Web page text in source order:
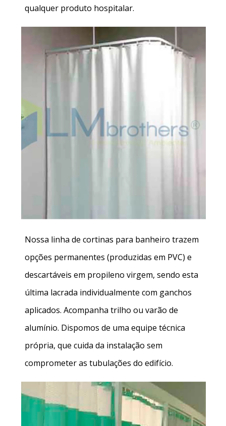
qualquer produto hospitalar.
Nossa linha de cortinas para banheiro trazem
opções permanentes (produzidas em PVC) e
descartáveis em propileno virgem, sendo esta
última lacrada individualmente com ganchos
aplicados. Acompanha trilho ou varão de
alumínio. Dispomos de uma equipe técnica
própria, que cuida da instalação sem
comprometer as tubulações do edifício.